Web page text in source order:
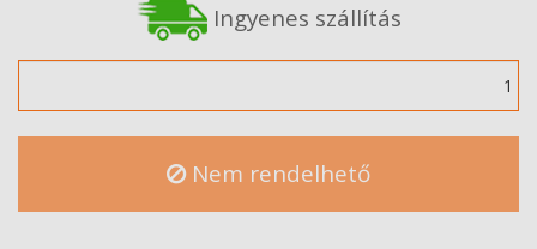
Ingyenes szállítás
Nem rendelhető